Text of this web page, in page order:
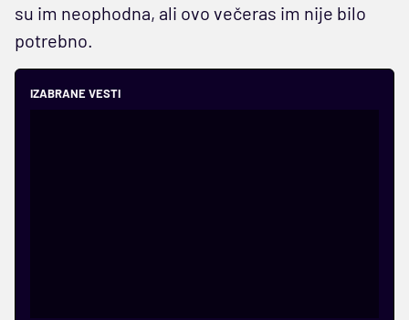
su im neophodna, ali ovo večeras im nije bilo
potrebno.
IZABRANE VESTI